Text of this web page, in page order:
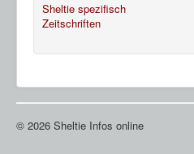
Sheltie spezifisch
Zeitschriften
© 2026 Sheltie Infos online